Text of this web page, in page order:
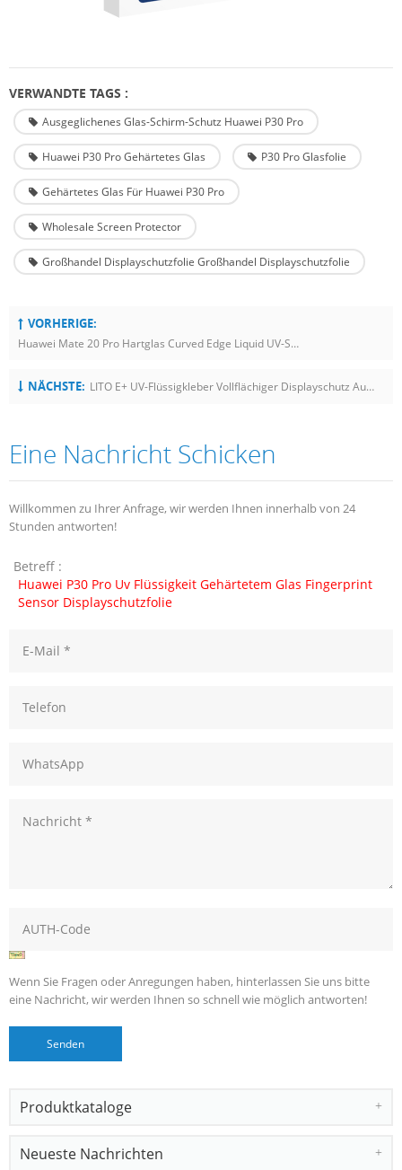
VERWANDTE TAGS :
Ausgeglichenes Glas-Schirm-Schutz Huawei P30 Pro
Huawei P30 Pro Gehärtetes Glas P30 Pro Glasfolie
Gehärtetes Glas Für Huawei P30 Pro
Wholesale Screen Protector
Großhandel Displayschutzfolie Großhandel Displayschutzfolie
VORHERIGE:
Huawei Mate 20 Pro Hartglas Curved Edge Liquid UV-Schutzfolien
NÄCHSTE: LITO E+ UV-Flüssigkleber Vollflächiger Displayschutz Aus Gehärtetem Glas Für Samsung Galaxy S23 Ultra
Eine Nachricht Schicken
Willkommen zu Ihrer Anfrage, wir werden Ihnen innerhalb von 24
Stunden antworten!
Betreff :
Huawei P30 Pro Uv Flüssigkeit Gehärtetem Glas Fingerprint
Sensor Displayschutzfolie
Wenn Sie Fragen oder Anregungen haben, hinterlassen Sie uns bitte
eine Nachricht, wir werden Ihnen so schnell wie möglich antworten!
Produktkataloge
Neueste Nachrichten